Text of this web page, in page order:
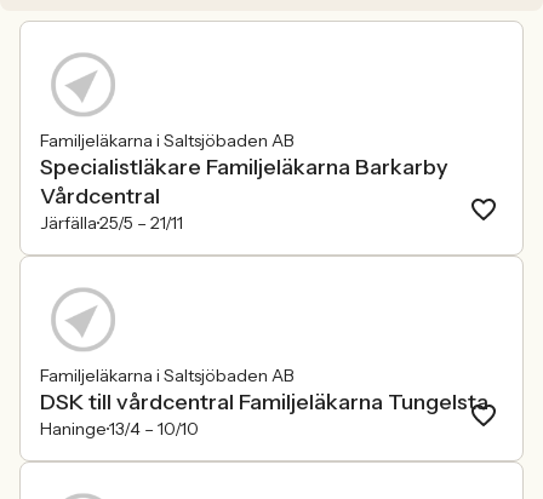
Familjeläkarna i Saltsjöbaden AB
Specialistläkare Familjeläkarna Barkarby
Vårdcentral
Järfälla25/5 – 21/11
Familjeläkarna i Saltsjöbaden AB
DSK till vårdcentral Familjeläkarna Tungelsta
Haninge13/4 – 10/10